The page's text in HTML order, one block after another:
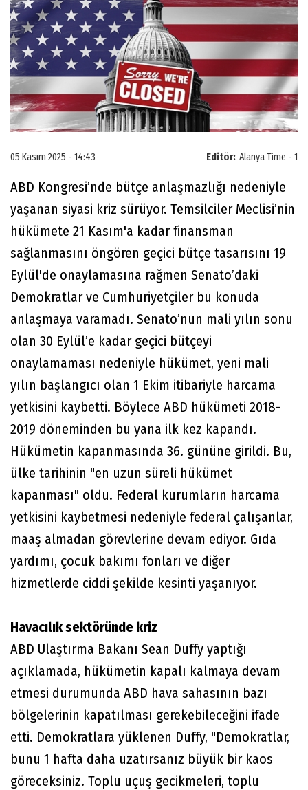
Editör: Alanya Time - 1
05 Kasım 2025 - 14:43
ABD Kongresi’nde bütçe anlaşmazlığı nedeniyle
yaşanan siyasi kriz sürüyor. Temsilciler Meclisi’nin
hükümete 21 Kasım'a kadar finansman
sağlanmasını öngören geçici bütçe tasarısını 19
Eylül'de onaylamasına rağmen Senato’daki
Demokratlar ve Cumhuriyetçiler bu konuda
anlaşmaya varamadı. Senato’nun mali yılın sonu
olan 30 Eylül’e kadar geçici bütçeyi
onaylamaması nedeniyle hükümet, yeni mali
yılın başlangıcı olan 1 Ekim itibariyle harcama
yetkisini kaybetti. Böylece ABD hükümeti 2018-
2019 döneminden bu yana ilk kez kapandı.
Hükümetin kapanmasında 36. gününe girildi. Bu,
ülke tarihinin "en uzun süreli hükümet
kapanması" oldu. Federal kurumların harcama
yetkisini kaybetmesi nedeniyle federal çalışanlar,
maaş almadan görevlerine devam ediyor. Gıda
yardımı, çocuk bakımı fonları ve diğer
hizmetlerde ciddi şekilde kesinti yaşanıyor.
Havacılık sektöründe kriz
ABD Ulaştırma Bakanı Sean Duffy yaptığı
açıklamada, hükümetin kapalı kalmaya devam
etmesi durumunda ABD hava sahasının bazı
bölgelerinin kapatılması gerekebileceğini ifade
etti. Demokratlara yüklenen Duffy, "Demokratlar,
bunu 1 hafta daha uzatırsanız büyük bir kaos
göreceksiniz. Toplu uçuş gecikmeleri, toplu